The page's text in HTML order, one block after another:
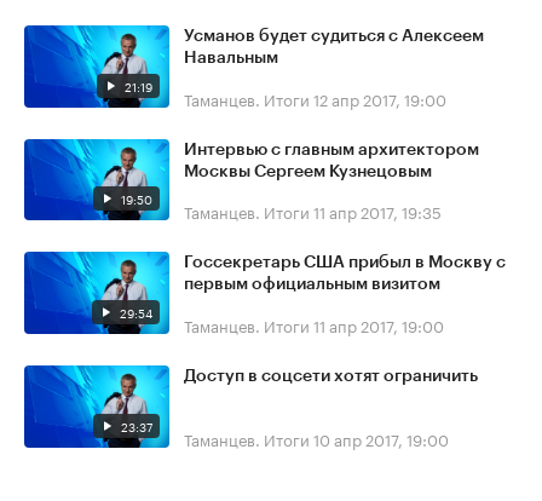
21:19
Усманов будет судиться с Алексеем
Навальным
Таманцев. Итоги 12 апр 2017, 19:00
19:50
Интервью с главным архитектором
Москвы Сергеем Кузнецовым
Таманцев. Итоги 11 апр 2017, 19:35
29:54
Госсекретарь США прибыл в Москву с
первым официальным визитом
Таманцев. Итоги 11 апр 2017, 19:00
23:37
Доступ в соцсети хотят ограничить
Таманцев. Итоги 10 апр 2017, 19:00